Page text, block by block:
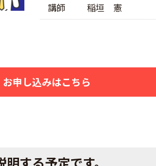
講師
稲垣 憲
お申し込みはこちら
する予定です。